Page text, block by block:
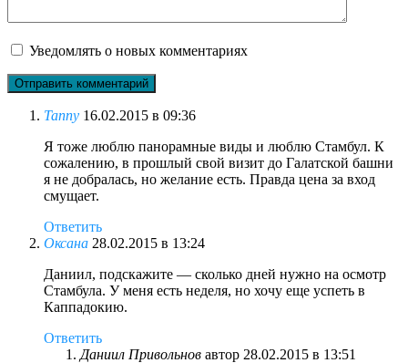
Уведомлять о новых комментариях
Tanny 16.02.2015 в 09:36
Я тоже люблю панорамные виды и люблю Стамбул. К
сожалению, в прошлый свой визит до Галатской башни
я не добралась, но желание есть. Правда цена за вход
смущает.
Ответить
Оксана 28.02.2015 в 13:24
Даниил, подскажите — сколько дней нужно на осмотр
Стамбула. У меня есть неделя, но хочу еще успеть в
Каппадокию.
Ответить
Даниил Привольнов автор 28.02.2015 в 13:51